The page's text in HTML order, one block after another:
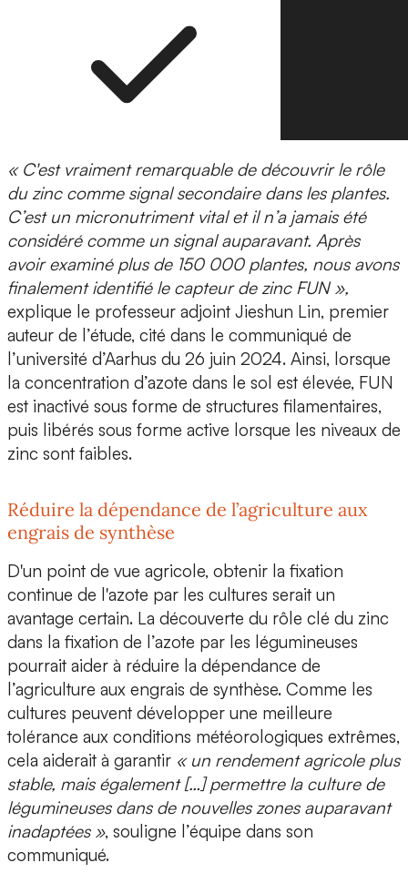
« C'est vraiment remarquable de découvrir le rôle
du zinc comme signal secondaire dans les plantes.
C’est un micronutriment vital et il n’a jamais été
considéré comme un signal auparavant. Après
avoir examiné plus de 150 000 plantes, nous avons
finalement identifié le capteur de zinc FUN »,
explique le professeur adjoint Jieshun Lin, premier
auteur de l’étude, cité dans le communiqué de
l’université d’Aarhus du 26 juin 2024. Ainsi, lorsque
la concentration d’azote dans le sol est élevée, FUN
est inactivé sous forme de structures filamentaires,
puis libérés sous forme active lorsque les niveaux de
zinc sont faibles.
Réduire la dépendance de l’agriculture aux
engrais de synthèse
D'un point de vue agricole, obtenir la fixation
continue de l'azote par les cultures serait un
avantage certain. La découverte du rôle clé du zinc
dans la fixation de l’azote par les légumineuses
pourrait aider à réduire la dépendance de
l’agriculture aux engrais de synthèse. Comme les
cultures peuvent développer une meilleure
tolérance aux conditions météorologiques extrêmes,
cela aiderait à garantir « un rendement agricole plus
stable, mais également […] permettre la culture de
légumineuses dans de nouvelles zones auparavant
inadaptées », souligne l’équipe dans son
communiqué.